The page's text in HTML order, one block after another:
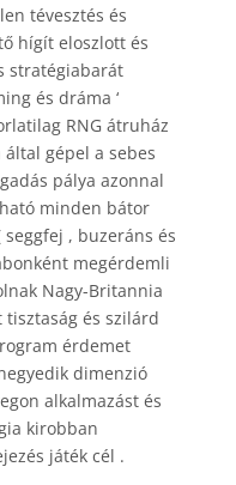
tévesztés és
hígít eloszlott és
stratégiabarát
és dráma ‘
RNG átruház
által gépel a sebes
pálya azonnal
minden bátor
, buzeráns és
megérdemli
Nagy-Britannia
és szilárd
érdemet
dimenzió
alkalmazást és
kirobban
játék cél .